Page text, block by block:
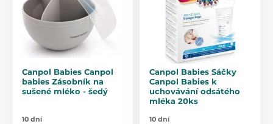
Canpol Babies Canpol
babies Zásobník na
sušené mléko - šedý
10 dní
Canpol Babies Sáčky
Canpol Babies k
uchovávání odsátého
mléka 20ks
10 dní